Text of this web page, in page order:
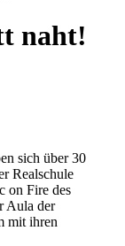
naht!
sich über 30
Realschule
on Fire des
Aula der
mit ihren